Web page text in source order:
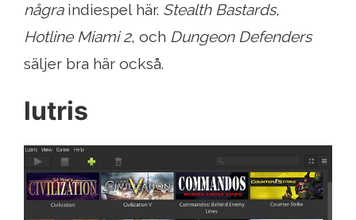
någraindiespel här. Stealth Bastards,
Hotline Miami 2, och Dungeon Defenders
säljer bra här också.
lutris